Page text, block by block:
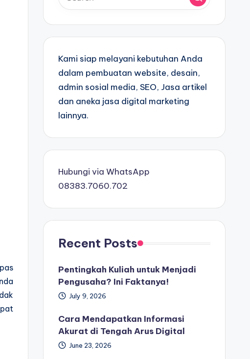
Kami siap melayani kebutuhan Anda
dalam pembuatan website, desain,
admin sosial media, SEO, Jasa artikel
dan aneka jasa digital marketing
lainnya.
Hubungi via WhatsApp
08383.7060.702
Recent Posts
Pentingkah Kuliah untuk Menjadi
Pengusaha? Ini Faktanya!
July 9, 2026
Cara Mendapatkan Informasi
Akurat di Tengah Arus Digital
June 23, 2026